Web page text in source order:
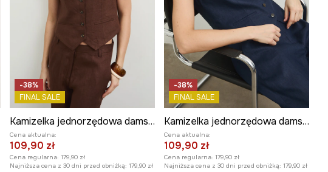
-38%
FINAL SALE
Kamizelka jednorzędowa damska lniana
Cena aktualna:
109,90 zł
Cena regularna: 179,90 zł
Najniższa cena z 30 dni przed obniżką: 179,90 zł
-38%
FINAL SALE
Kamizelka jednorzędowa damska lniana
Cena aktualna:
109,90 zł
Cena regularna: 179,90 zł
Najniższa cena z 30 dni przed obniżką: 179,90 zł